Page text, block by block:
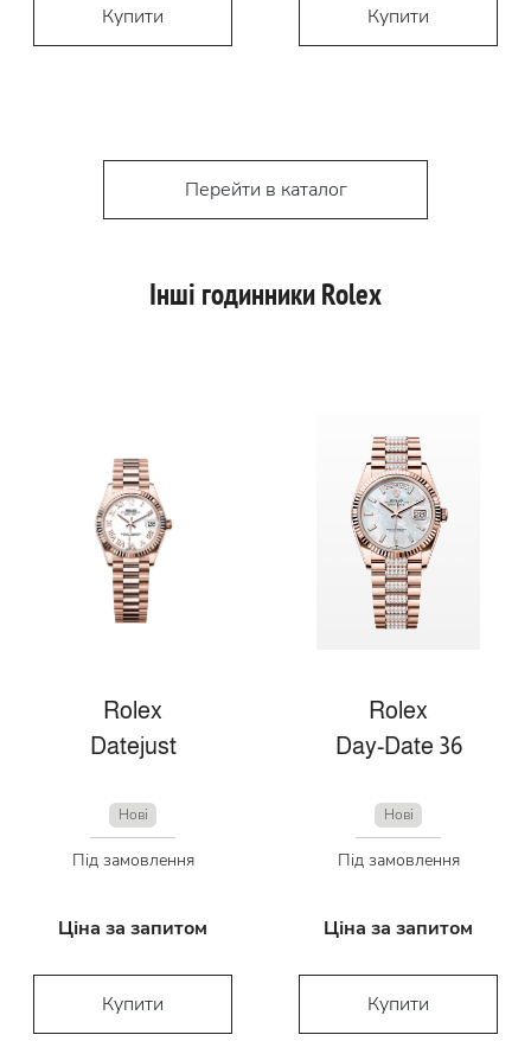
Купити Купити
Перейти в каталог
Інші годинники Rolex
Rolex
Datejust
Нові
Під замовлення
Ціна за запитом
Купити
Rolex
Day-Date 36
Нові
Під замовлення
Ціна за запитом
Купити